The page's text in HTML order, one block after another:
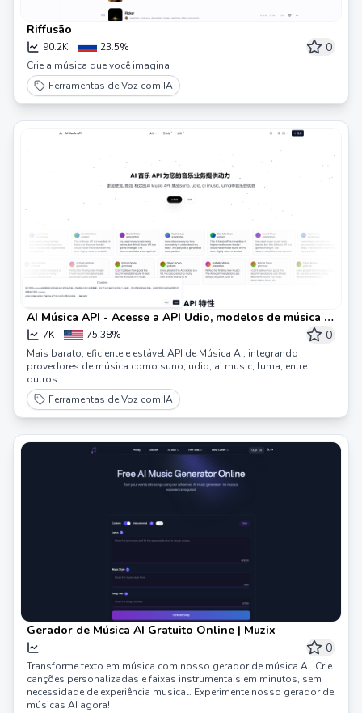
Riffusão
90.2K 23.5% 0
Crie a música que você imagina
Ferramentas de Voz com IA
AI Música API - Acesse a API Udio, modelos de música AI
e muito mais | API Udio
7K 75.38% 0
Mais barato, eficiente e estável API de Música AI, integrando
provedores de música como suno, udio, ai music, luma, entre
outros.
Ferramentas de Voz com IA
Gerador de Música AI Gratuito Online | Muzix
-- 0
Transforme texto em música com nosso gerador de música AI. Crie
canções personalizadas e faixas instrumentais em minutos, sem
necessidade de experiência musical. Experimente nosso gerador de
músicas AI agora!